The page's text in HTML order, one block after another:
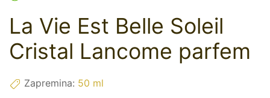
La Vie Est Belle Soleil
Cristal Lancome parfem
Zapremina: 50 ml